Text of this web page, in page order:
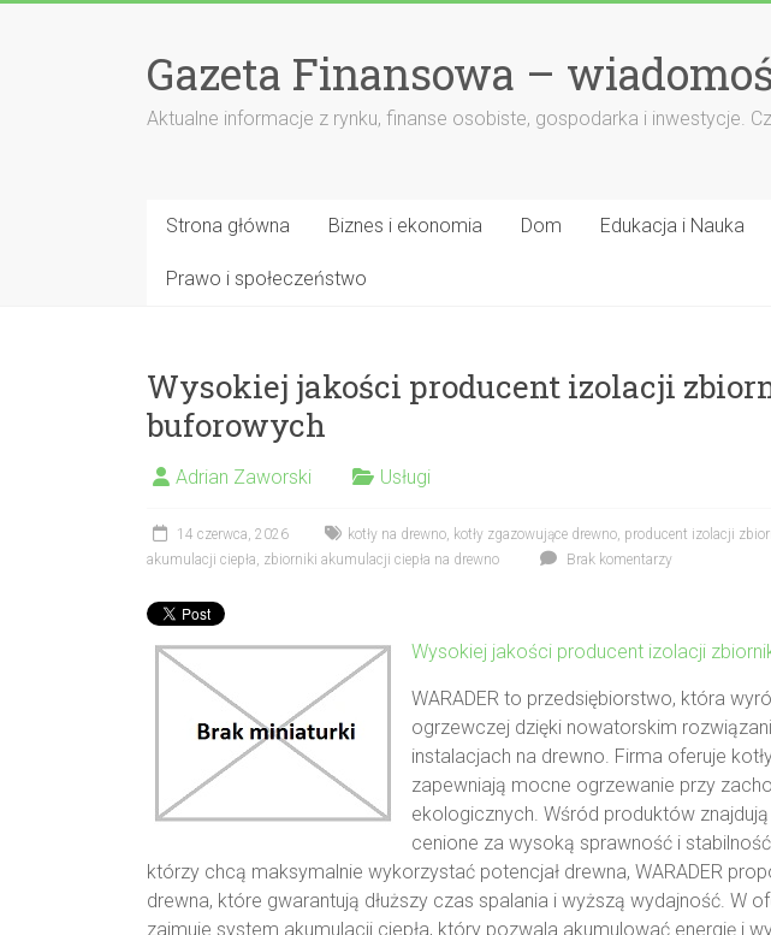
Gazeta Finansowa –
Aktualne informacje z rynku, finanse osobiste, gospodarka i inwestycje.
Strona główna Biznes i ekonomia Dom Edukacja i Nauka
Prawo i społeczeństwo
Wysokiej jakości producent izolacji
buforowych
Adrian Zaworski Usługi
14 czerwca, 2026 kotły na drewno, kotły zgazowujące drewno, producent izolacji
akumulacji ciepła, zbiorniki akumulacji ciepła na drewno Brak komentarzy
Wysokiej jakości producent izolacji
WARADER to przedsiębiorstwo, która
ogrzewczej dzięki nowatorskim
instalacjach na drewno. Firma oferuje
zapewniają mocne ogrzewanie przy
ekologicznych. Wśród produktów znajdują
cenione za wysoką sprawność i stabilność
którzy chcą maksymalnie wykorzystać potencjał drewna, WARADER
drewna, które gwarantują dłuższy czas spalania i wyższą wydajność. W
zajmuje system akumulacji ciepła, który pozwala akumulować energię i